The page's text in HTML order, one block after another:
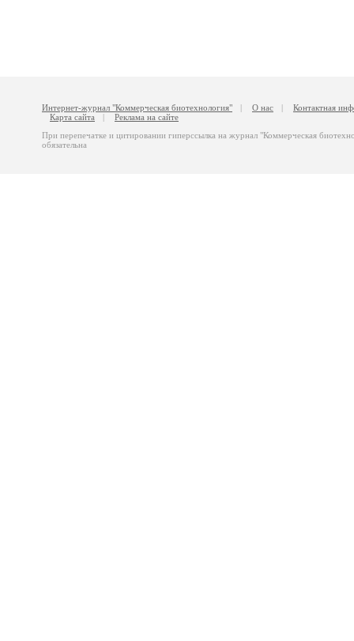
Интернет-журнал "Коммерческая биотехнология" | О нас |
Контактная
Карта сайта
|
Реклама на сайте
При перепечатке и цитировании гиперссылка на журнал "Коммерческая
обязательна